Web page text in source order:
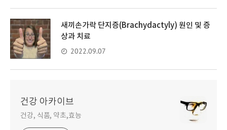
새끼손가락 단지증(Brachydactyly) 원인 및 증
상과 치료
2022.09.07
건강 아카이브
건강, 식품, 약초,효능